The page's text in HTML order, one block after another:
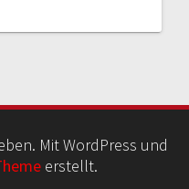
Mit WordPress und
erstellt.